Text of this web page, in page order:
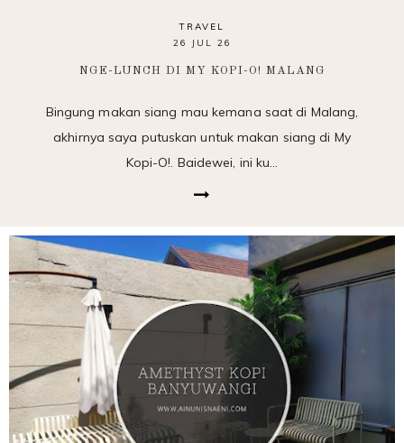
TRAVEL
26 JUL 26
NGE-LUNCH DI MY KOPI-O! MALANG
Bingung makan siang mau kemana saat di Malang,
akhirnya saya putuskan untuk makan siang di My
Kopi-O!. Baidewei, ini ku…